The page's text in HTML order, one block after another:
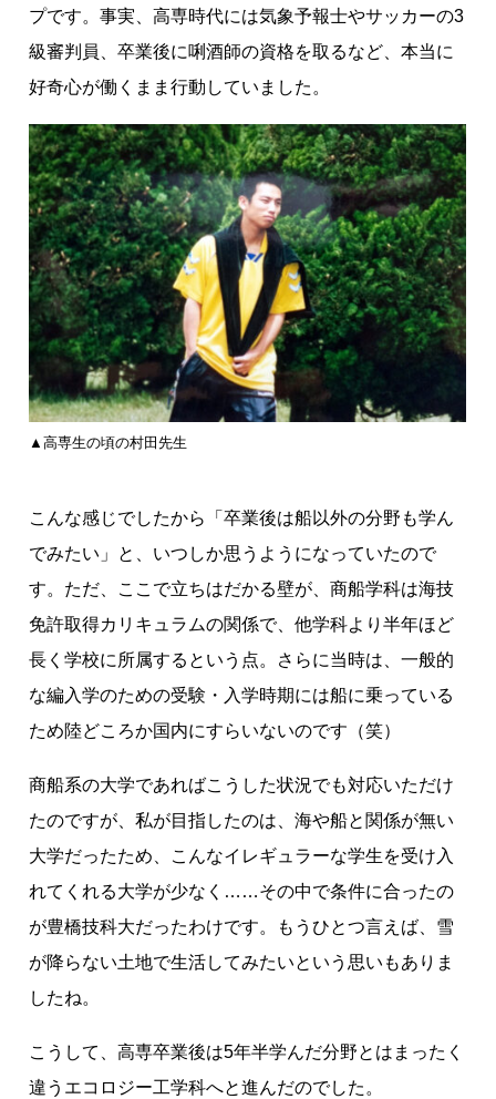
プです。事実、高専時代には気象予報士やサッカーの3
級審判員、卒業後に唎酒師の資格を取るなど、本当に
好奇心が働くまま行動していました。
▲高専生の頃の村田先生
こんな感じでしたから「卒業後は船以外の分野も学ん
でみたい」と、いつしか思うようになっていたので
す。ただ、ここで立ちはだかる壁が、商船学科は海技
免許取得カリキュラムの関係で、他学科より半年ほど
長く学校に所属するという点。さらに当時は、一般的
な編入学のための受験・入学時期には船に乗っている
ため陸どころか国内にすらいないのです（笑）
商船系の大学であればこうした状況でも対応いただけ
たのですが、私が目指したのは、海や船と関係が無い
大学だったため、こんなイレギュラーな学生を受け入
れてくれる大学が少なく……その中で条件に合ったの
が豊橋技科大だったわけです。もうひとつ言えば、雪
が降らない土地で生活してみたいという思いもありま
したね。
こうして、高専卒業後は5年半学んだ分野とはまったく
違うエコロジー工学科へと進んだのでした。